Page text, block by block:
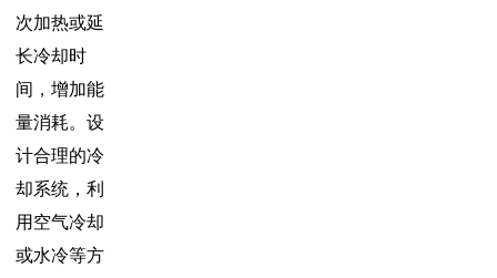
次加热或延
长冷却时
间，增加能
量消耗。设
计合理的冷
却系统，利
用空气冷却
或水冷等方